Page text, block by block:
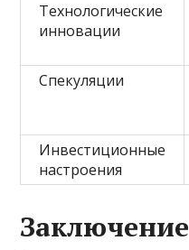
Технологические
инновации
Спекуляции
Инвестиционные
настроения
Заключение